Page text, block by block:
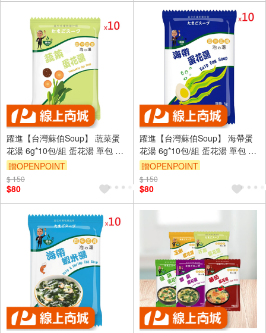
躍進【台灣蘇伯Soup】 蔬菜蛋
花湯 6g*10包/組 蛋花湯 單包 3
秒快沖 即沖即食 速食湯 沖泡湯
品 蘇伯 湯塊 非素食
贈OPENPOINT
$ 150
$80
躍進【台灣蘇伯Soup】 海帶蛋
花湯 6g*10包/組 蛋花湯 單包 3
秒快沖 即沖即食 速食湯 沖泡湯
品 蘇伯 湯塊 非素食
贈OPENPOINT
$ 150
$80